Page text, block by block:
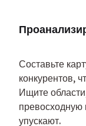
Составьте
конкурентов,
Ищите
превосходную
упускают.